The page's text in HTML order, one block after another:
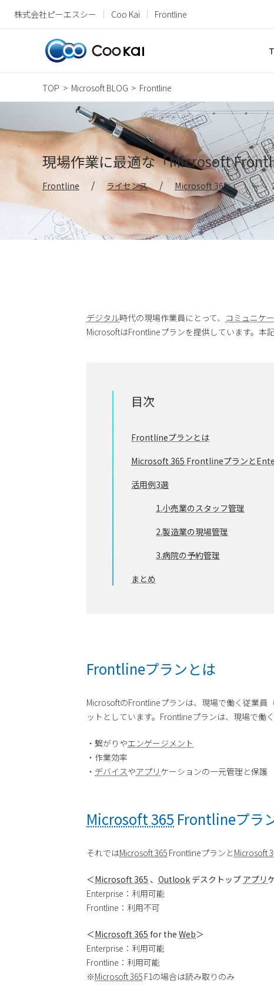
株式会社ピーエスシー Coo Kai Frontline
TOP Microsoft BLOG Frontline
現場作業に最適な「Microsoft
Frontline ライセンス Microsoft 365
デジタル時代の現場作業員にとって、 コミュニケ
MicrosoftはFrontlineプランを提供しています。本
目次
Frontlineプランとは
Microsoft 365 Frontlineプランと
活用例3選
1.小売業のスタッフ管理
2.製造業の現場管理
3.病院の予約管理
まとめ
Frontlineプランとは
MicrosoftのFrontlineプランは、現場で働く従業員
ットとしています。Frontlineプランは、現場で働
・繋がりやエンゲージメント
・作業効率
・ デバイスやアプリ ケーションの一元管理と保護
Microsoft 365 Frontlineプラ
それではMicrosoft 365 FrontlineプランとMicrosoft
＜Microsoft 365 、 Outlook デスクトップ アプリ
Enterprise：利用可能
Frontline：利用不可
＜Microsoft 365 for the Web＞
Enterprise：利用可能
Frontline：利用可能
※Microsoft 365 F1の場合は読み取りのみ